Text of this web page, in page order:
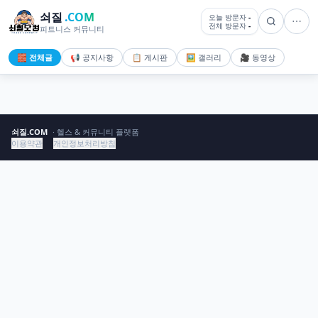
쇠질 .COM
피트니스 커뮤니티
오늘 방문자 -
전체 방문자 -
🧱 전체글 📢 공지사항 📋 게시판 🖼️ 갤러리 🎥 동영상
쇠질.COM · 헬스 & 커뮤니티 플랫폼
이용약관
개인정보처리방침